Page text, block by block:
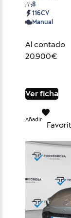
8
116CV
Manual
Al contado
20.900€
Ver ficha
Añadir